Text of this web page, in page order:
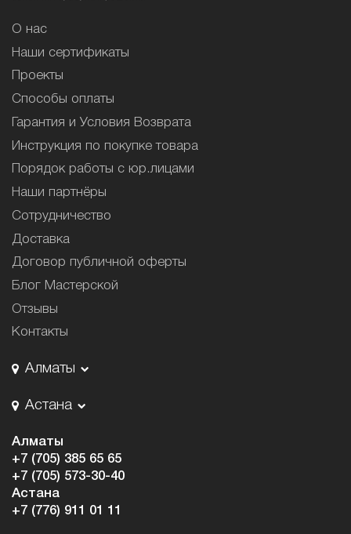
О нас
Наши сертификаты
Проекты
Способы оплаты
Гарантия и Условия Возврата
Инструкция по покупке товара
Порядок работы с юр.лицами
Наши партнёры
Сотрудничество
Доставка
Договор публичной оферты
Блог Мастерской
Отзывы
Контакты
Алматы
Астана
Алматы
+7 (705) 385 65 65
+7 (705) 573-30-40
Астана
+7 (776) 911 01 11